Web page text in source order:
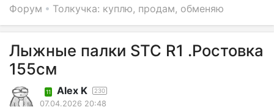
Форум Толкучка: куплю, продам, обменяю
Лыжные палки STC R1 .Ростовка
155см
11 Alex K 230
07.04.2026 20:48